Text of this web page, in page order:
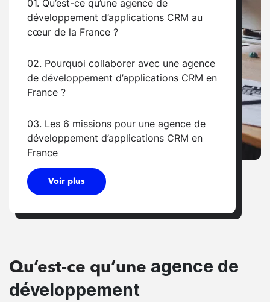
01. Qu’est-ce qu’une agence de
développement d’applications CRM au
cœur de la France ?
02. Pourquoi collaborer avec une agence
de développement d’applications CRM en
France ?
03. Les 6 missions pour une agence de
développement d’applications CRM en
France
Voir plus
Qu’est-ce qu’une agence de
développement